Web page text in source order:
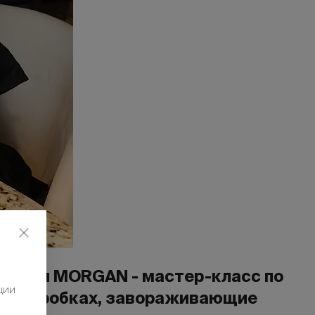
MORGAN - мастер-класс по
коробках, завораживающие